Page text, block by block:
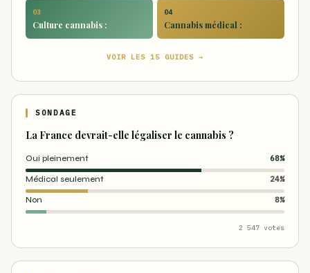
03
Culture cannabis :
04
Cannabis médical :
VOIR LES 15 GUIDES →
SONDAGE
La France devrait-elle légaliser le cannabis ?
Oui pleinement 68%
Médical seulement 24%
Non 8%
2 547 votes